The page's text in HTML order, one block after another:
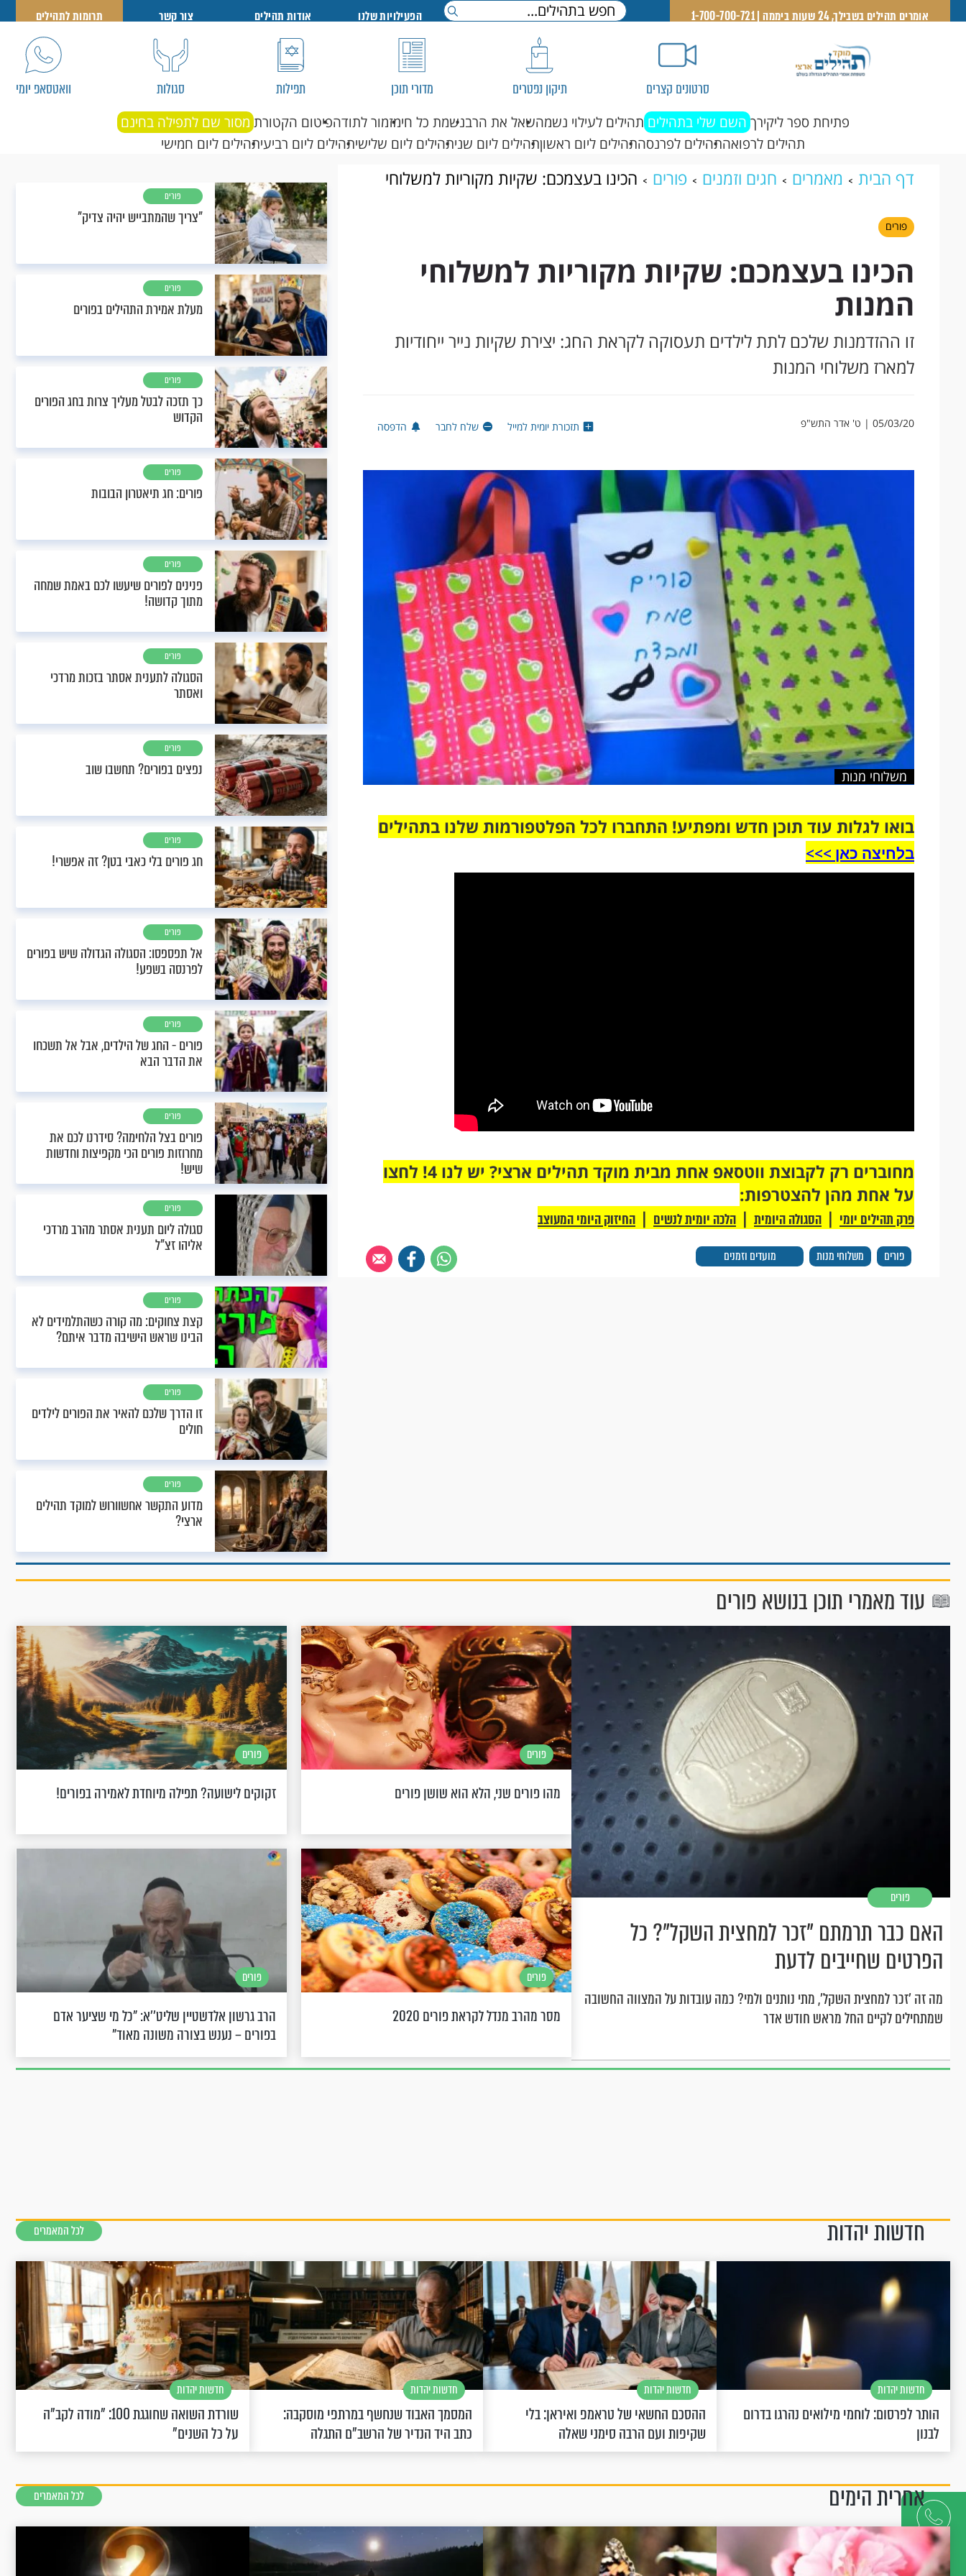
דברו
איתנו
אומרים תהילים בשבילך, 24 שעות ביממה | 1-700-700-721 הפעילויות שלנו אודות תהילים צור קשר תרומות לתהילים
סרטונים קצרים תיקון נפטרים מדורי תוכן תפילות סגולות וואטסאפ יומי
פתיחת ספר ליקירך השם שלי בתהילים תהילים לעילוי נשמהשאל את הרבנשמת כל חימזמור לתודהפיטום הקטורת מסור שם לתפילה בחינם
תהילים לרפואהתהילים לפרנסהתהילים ליום ראשוןתהילים ליום שניתהילים ליום שלישיתהילים ליום רביעיתהילים ליום חמישי
דף הבית מאמרים חגים וזמנים פורים
הכינו בעצמכם: שקיות מקוריות למשלוחי
המנות
פורים
הכינו בעצמכם: שקיות מקוריות למשלוחי
המנות
זו ההזדמנות שלכם לתת לילדים תעסוקה לקראת החג: יצירת שקיות נייר ייחודיות
למארז משלוחי המנות
05/03/20 | ט' אדר התש"פ תזכורת יומית למייל שלח לחבר הדפסה
משלוחי מנות
בואו לגלות עוד תוכן חדש ומפתיע! התחברו לכל הפלטפורמות שלנו בתהילים
בלחיצה כאן >>>​
פורים משלוחי מנות מועדים וזמנים
מחוברים רק לקבוצת ווטסאפ אחת מבית מוקד תהילים ארצי? יש לנו 4! לחצו
על אחת מהן להצטרפות:
פרק תהילים יומי | הסגולה היומית | הלכה יומית לנשים | החיזוק היומי המעוצב
פורים
"צריך שהמתבייש יהיה צדיק"
פורים
מעלת אמירת התהילים בפורים
פורים
כך תזכה לבטל מעליך צרות בחג הפורים
הקדוש
פורים
פורים: חג תיאטרון הבובות
פורים
פנינים לפורים שיעשו לכם באמת שמחה
מתוך קדושה!
פורים
הסגולה לתענית אסתר בזכות מרדכי
ואסתר
פורים
נפצים בפורים? תחשבו שוב
פורים
חג פורים בלי כאבי בטן? זה אפשרי!
פורים
אל תפספסו: הסגולה הגדולה שיש בפורים
לפרנסה בשפע!
פורים
פורים - החג של הילדים, אבל אל תשכחו
את הדבר הבא
פורים
פורים בצל הלחימה? סידרנו לכם את
מחרוזות פורים הכי מקפיצות וחדשות
שיש!
פורים
סגולה ליום תענית אסתר מהרב מרדכי
אליהו זצ"ל
פורים
קצת צחוקים: מה קורה כשהתלמידים לא
הבינו שראש הישיבה מדבר איתם?
פורים
זו הדרך שלכם להאיר את הפורים לילדים
חולים
פורים
מדוע התקשר אחשוורוש למוקד תהילים
ארצי?
עוד מאמרי תוכן בנושא פורים
פורים
האם כבר תרמתם "זכר למחצית השקל"? כל
הפרטים שחייבים לדעת
מה זה 'זכר למחצית השקל', מתי נותנים ולמי? כמה עובדות על המצווה החשובה
שמתחילים לקיים החל מראש חודש אדר
פורים
מהו פורים שני, הלא הוא שושן פורים
פורים
זקוקים לישועה? תפילה מיוחדת לאמירה בפורים!
פורים
מסר מהרב מנדל לקראת פורים 2020
פורים
הרב גרשון אלדשטיין שליט''א: "כל מי שציער אדם
בפורים – נענש בצורה משונה מאוד"
חדשות יהדות לכל המאמרים
חדשות יהדות
הותר לפרסום: לוחמי מילואים נהרגו בדרום
לבנון
חדשות יהדות
ההסכם החשאי של טראמפ ואיראן: בלי
שקיפות ועם הרבה סימני שאלה
חדשות יהדות
המסמך האבוד שנחשף במרתפי מוסקבה:
כתב היד הנדיר של הרשב"ם התגלה
חדשות יהדות
שורדת השואה שחוגגת 100: "מודה לקב"ה
על כל השנים"
אחרית הימים לכל המאמרים